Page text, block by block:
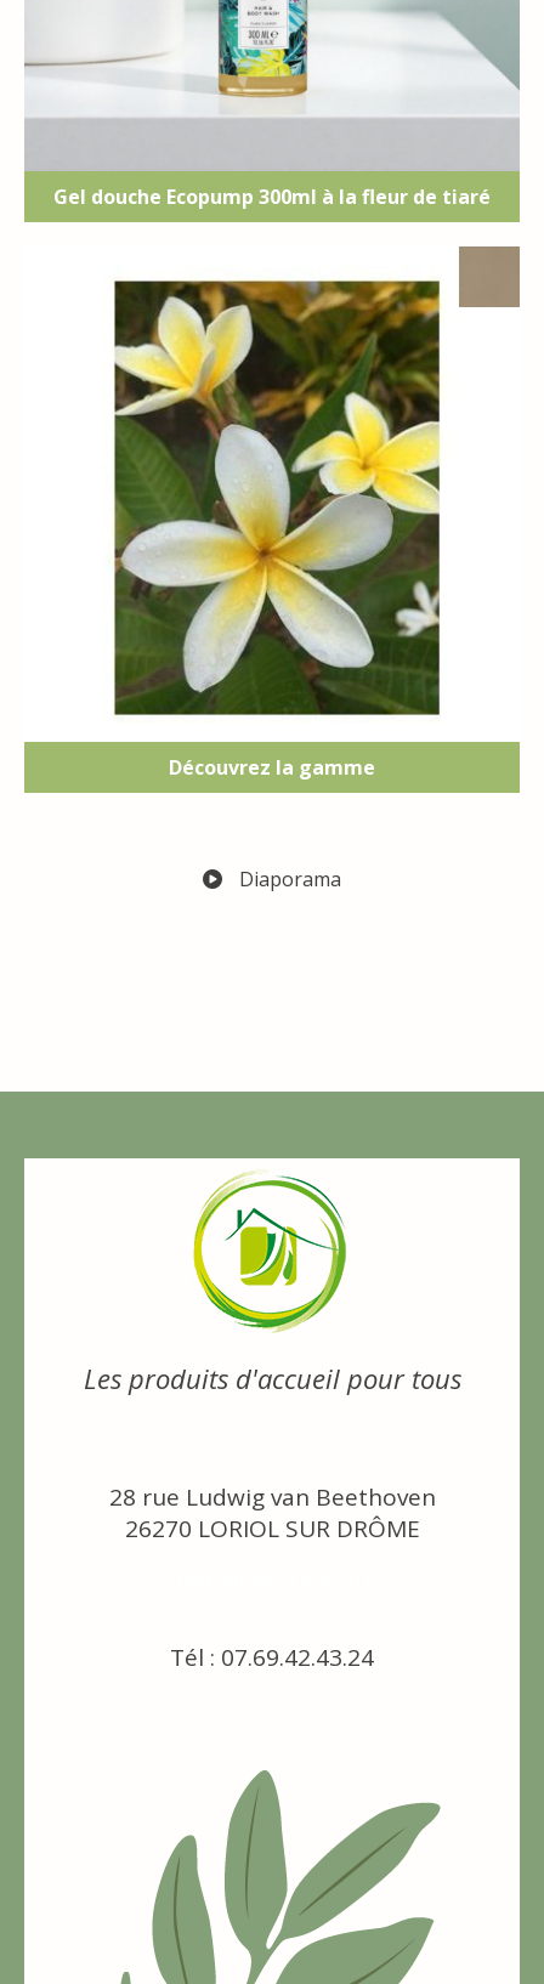
Gel douche Ecopump 300ml à la fleur de tiaré
Découvrez la gamme
Diaporama
Les produits d'accueil pour tous
28 rue Ludwig van Beethoven
26270 LORIOL SUR DRÔME
Tél : 07.69.42.43.24